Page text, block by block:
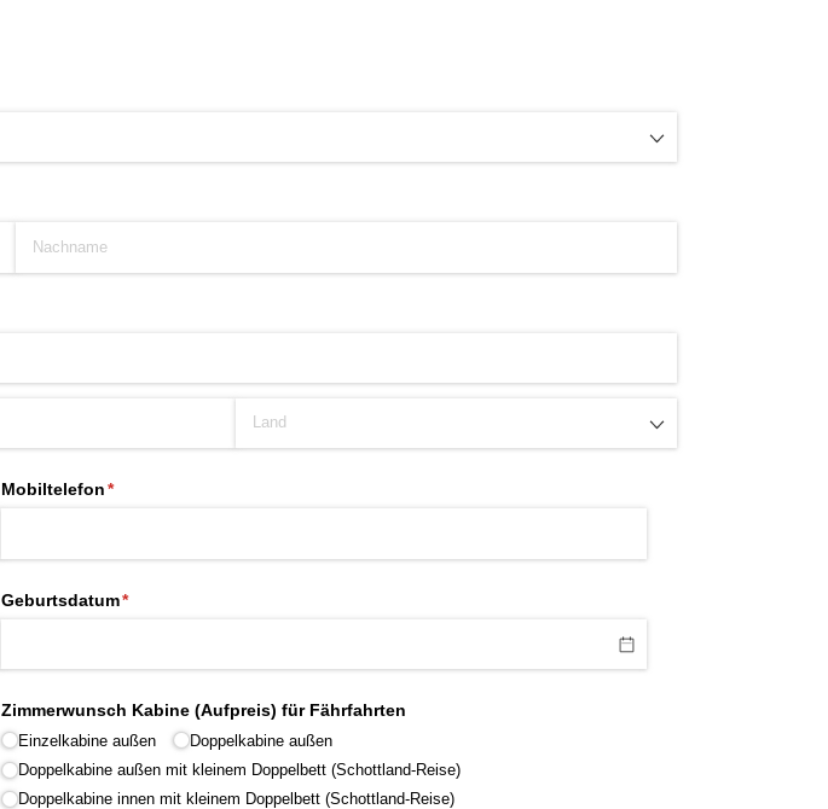
Mobiltelefon *
(erforderlich)
Geburtsdatum*
(erforderlich)
Zimmerwunsch Kabine (Aufpreis) für Fährfahrten
Einzelkabine außen
Doppelkabine außen
Doppelkabine außen mit kleinem Doppelbett (Schottland-Reise)
Doppelkabine innen mit kleinem Doppelbett (Schottland-Reise)